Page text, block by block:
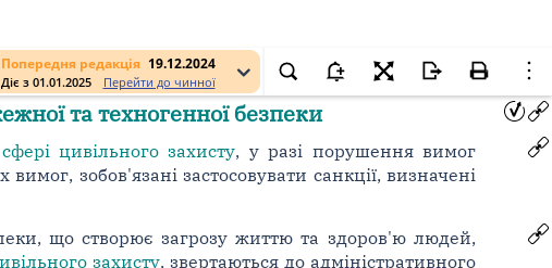
Попередня редакція 19.12.2024
Діє з 01.01.2025 Перейти до чинної